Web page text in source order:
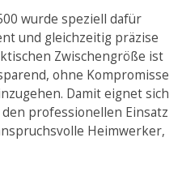
wurde speziell dafür
und gleichzeitig präzise
Zwischengröße ist
ohne Kompromisse
Damit eignet sich
professionellen Einsatz
Heimwerker,